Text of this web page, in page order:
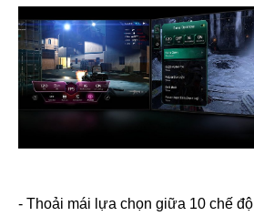
- Thoải mái lựa chọn giữa 10 chế độ